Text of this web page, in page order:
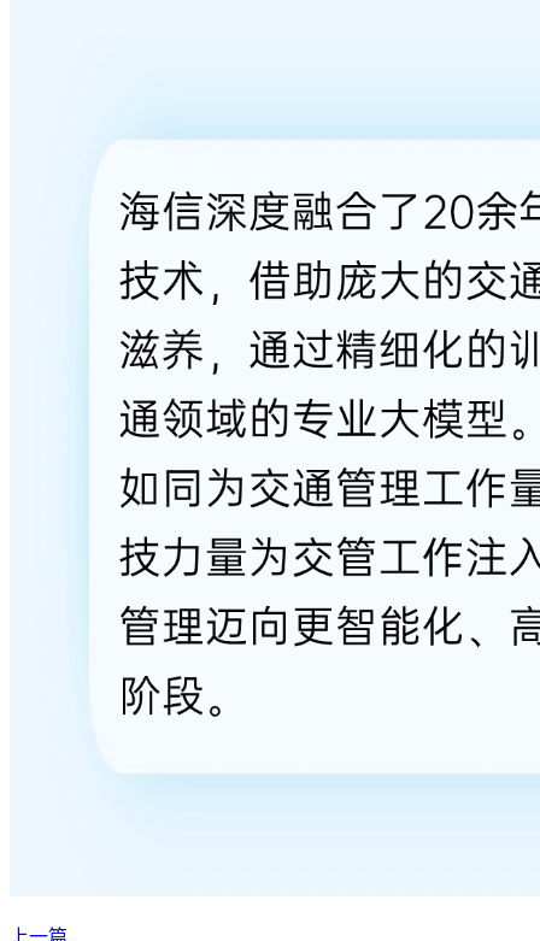
上一篇